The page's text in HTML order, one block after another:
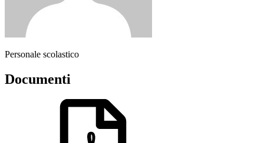
Personale scolastico
Documenti